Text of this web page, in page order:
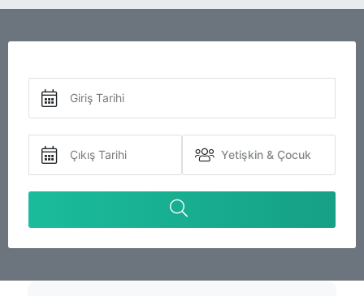
Yetişkin & Çocuk